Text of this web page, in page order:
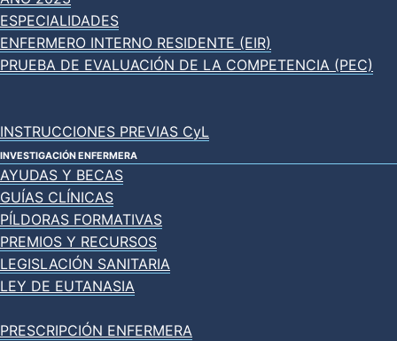
ESPECIALIDADES
ENFERMERO INTERNO RESIDENTE (EIR)
PRUEBA DE EVALUACIÓN DE LA COMPETENCIA (PEC)
INSTRUCCIONES PREVIAS CyL
INVESTIGACIÓN ENFERMERA
AYUDAS Y BECAS
GUÍAS CLÍNICAS
PÍLDORAS FORMATIVAS
PREMIOS Y RECURSOS
LEGISLACIÓN SANITARIA
LEY DE EUTANASIA
PRESCRIPCIÓN ENFERMERA